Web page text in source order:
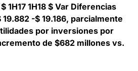
1H17 1H18 $ Var Diferencias
-$ 19.186, parcialmente
por inversiones por
de $682 millones vs.